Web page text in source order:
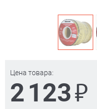
Цена товара:
2 123₽